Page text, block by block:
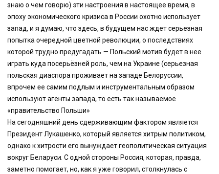
знаю о чем говорю) эти настроения в настоящее время, в
эпоху экономического кризиса в России охотно использует
запад, и я думаю, что здесь, в будущем нас ждет серьезная
попытка очередной цветной революции, о последствиях
которой трудно предугадать — Польский мотив будет в нее
играть куда посерьёзней роль, чем на Украине (серьезная
польская диаспора проживает на западе Белоруссии,
впрочем ее самим подлым и инструментальным образом
используют агенты запада, то есть так называемое
«правительство Польши»
На сегодняшний день сдерживающим фактором является
Президент Лукашенко, который является хитрым политиком,
однако к хитрости его вынуждает геополитическая ситуация
вокруг Беларуси. С одной стороны Россия, которая, правда,
заметно помогает, но, как я уже говорил, столкнулась с